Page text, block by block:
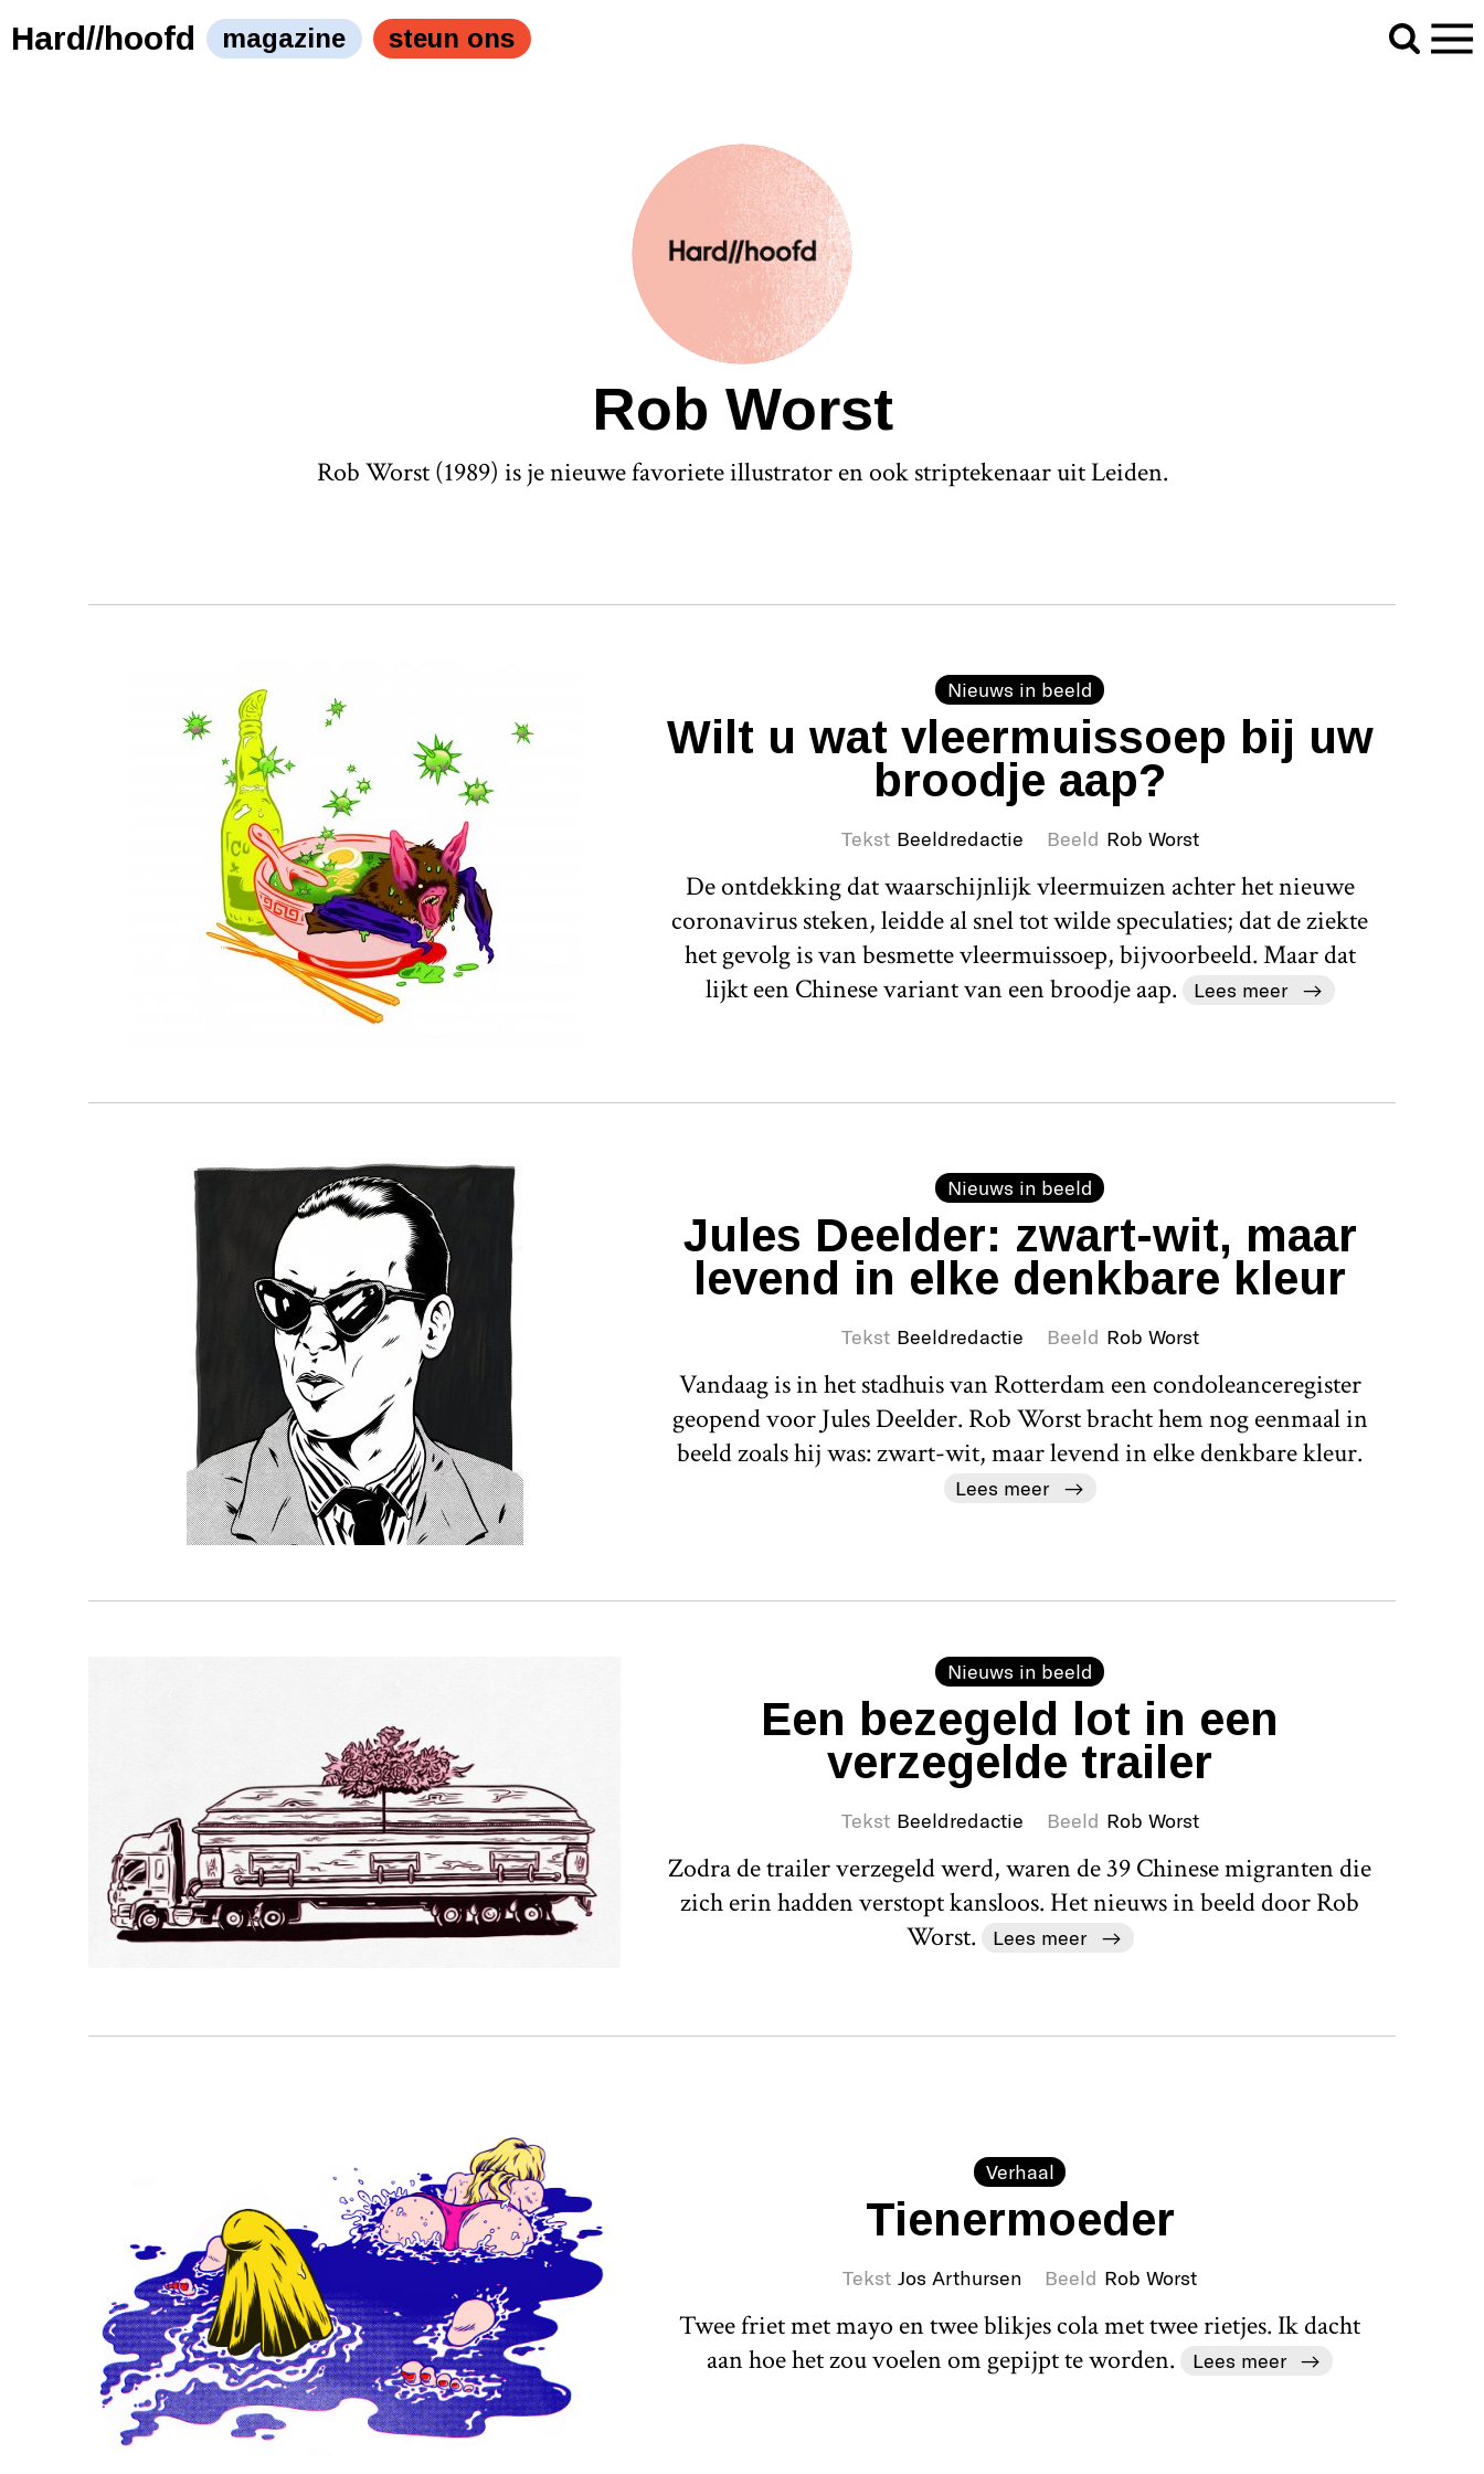
Hard//hoofd magazine steun ons
Rob Worst
Rob Worst (1989) is je nieuwe favoriete illustrator en ook striptekenaar uit Leiden.
Nieuws in beeld
Wilt u wat vleermuissoep bij uw
broodje aap?
Tekst Beeldredactie Beeld Rob Worst
De ontdekking dat waarschijnlijk vleermuizen achter het nieuwe
coronavirus steken, leidde al snel tot wilde speculaties; dat de ziekte
het gevolg is van besmette vleermuissoep, bijvoorbeeld. Maar dat
lijkt een Chinese variant van een broodje aap.
Lees meer
Nieuws in beeld
Jules Deelder: zwart-wit, maar
levend in elke denkbare kleur
Tekst Beeldredactie Beeld Rob Worst
Vandaag is in het stadhuis van Rotterdam een condoleanceregister
geopend voor Jules Deelder. Rob Worst bracht hem nog eenmaal in
beeld zoals hij was: zwart-wit, maar levend in elke denkbare kleur.
Lees meer
Nieuws in beeld
Een bezegeld lot in een
verzegelde trailer
Tekst Beeldredactie Beeld Rob Worst
Zodra de trailer verzegeld werd, waren de 39 Chinese migranten die
zich erin hadden verstopt kansloos. Het nieuws in beeld door Rob
Worst.
Lees meer
Verhaal
Tienermoeder
Tekst Jos Arthursen Beeld Rob Worst
Twee friet met mayo en twee blikjes cola met twee rietjes. Ik dacht
aan hoe het zou voelen om gepijpt te worden.
Lees meer